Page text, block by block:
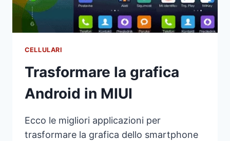
CELLULARI
Trasformare la grafica
Android in MIUI
Ecco le migliori applicazioni per
trasformare la grafica dello smartphone